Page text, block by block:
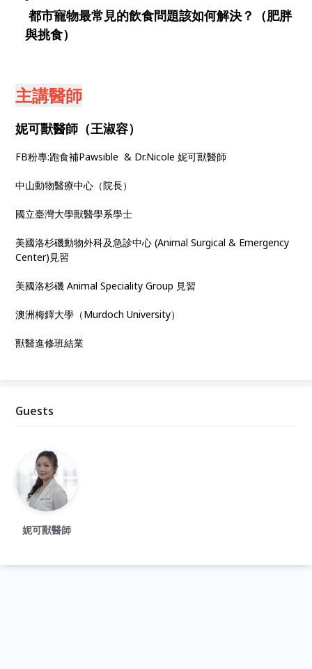
都市寵物最常見的飲食問題該如何解決？
（肥胖
與挑食）
主講醫師
妮可獸醫師（王淑容）
FB粉專:跑食補Pawsible & Dr.Nicole 妮可獸醫師
中山動物醫療中心（院長）
國立臺灣大學獸醫學系學士
美國洛杉磯動物外科及急診中心 (Animal Surgical & Emergency
Center)見習
美國洛杉磯 Animal Speciality Group 見習
澳洲梅鐸大學（Murdoch University）
獸醫進修班結業
Guests
妮可獸醫師